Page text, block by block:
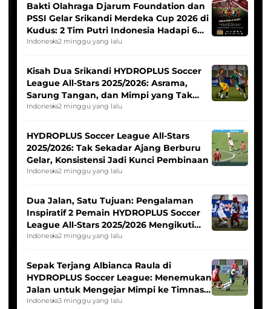
Bakti Olahraga Djarum Foundation dan
PSSI Gelar Srikandi Merdeka Cup 2026 di
Kudus: 2 Tim Putri Indonesia Hadapi 6
Tim Asia
Indonesia2 minggu yang lalu
Kisah Dua Srikandi HYDROPLUS Soccer
League All-Stars 2025/2026: Asrama,
Sarung Tangan, dan Mimpi yang Tak
Pernah Padam
Indonesia2 minggu yang lalu
HYDROPLUS Soccer League All-Stars
2025/2026: Tak Sekadar Ajang Berburu
Gelar, Konsistensi Jadi Kunci Pembinaan
Indonesia2 minggu yang lalu
Dua Jalan, Satu Tujuan: Pengalaman
Inspiratif 2 Pemain HYDROPLUS Soccer
League All-Stars 2025/2026 Mengikuti
Seleksi Timnas Indonesia Putri
Indonesia2 minggu yang lalu
Sepak Terjang Albianca Raula di
HYDROPLUS Soccer League: Menemukan
Jalan untuk Mengejar Mimpi ke Timnas
Indonesia Putri
Indonesia3 minggu yang lalu